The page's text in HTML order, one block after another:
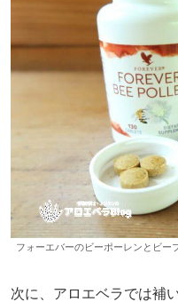
フォーエバーのビーポーレンとビー
次に、アロエベラでは補